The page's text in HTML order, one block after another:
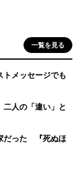
一覧を見る
メッセージでも
人の「違い」と
だった 『死ぬほ